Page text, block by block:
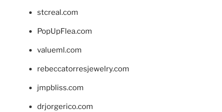
stcreal.com
PopUpFlea.com
valueml.com
rebeccatorresjewelry.com
jmpbliss.com
drjorgerico.com